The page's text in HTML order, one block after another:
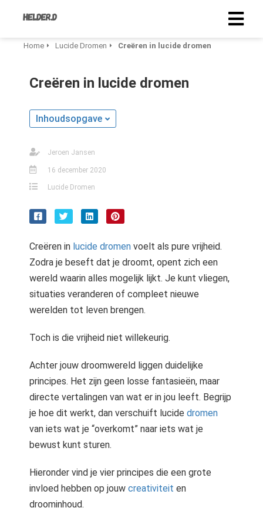
Home Lucide Dromen Creëren in lucide dromen
Creëren in lucide dromen
Inhoudsopgave
Jeroen Jansen
16 december 2020
Lucide Dromen
Creëren in lucide dromen voelt als pure vrijheid.
Zodra je beseft dat je droomt, opent zich een
wereld waarin alles mogelijk lijkt. Je kunt vliegen,
situaties veranderen of compleet nieuwe
werelden tot leven brengen.
Toch is die vrijheid niet willekeurig.
Achter jouw droomwereld liggen duidelijke
principes. Het zijn geen losse fantasieën, maar
directe vertalingen van wat er in jou leeft. Begrijp
je hoe dit werkt, dan verschuift lucide dromen
van iets wat je “overkomt” naar iets wat je
bewust kunt sturen.
Hieronder vind je vier principes die een grote
invloed hebben op jouw creativiteit en
droominhoud.